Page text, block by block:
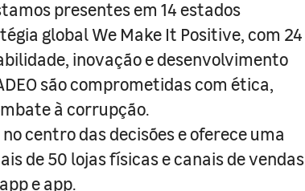
presentes em 14 estados
global We Make It Positive, com 24
inovação e desenvolvimento
são comprometidas com ética,
à corrupção.
centro das decisões e oferece uma
de 50 lojas físicas e canais de vendas
e app.